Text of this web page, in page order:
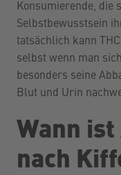
Konsumierende, die
Selbstbewusstsein
tatsächlich kann
selbst wenn man
besonders seine
Blut und Urin
Wann
nach